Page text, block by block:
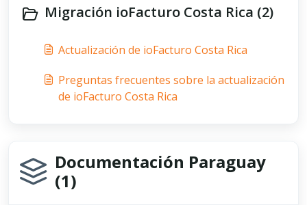
Migración ioFacturo Costa Rica (2)
Actualización de ioFacturo Costa Rica
Preguntas frecuentes sobre la actualización
de ioFacturo Costa Rica
Documentación Paraguay
(1)